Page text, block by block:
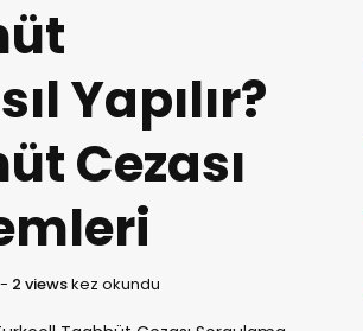
Yapılır?
Cezası
- 2 viewskez okundu